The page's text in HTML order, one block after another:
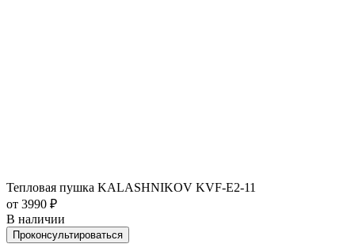
Тепловая пушка KALASHNIKOV KVF-E2-11
от 3990 ₽
В наличии
Проконсультироваться